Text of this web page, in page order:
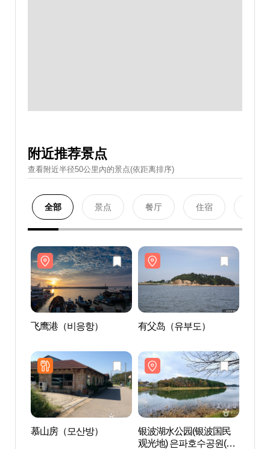
附近推荐景点
查看附近半径50公里內的景点(依距离排序)
全部 景点 餐厅 住宿
飞鹰港（비응항） 有父岛（유부도）
慕山房（모산방）
银波湖水公园(银波国民
观光地) 은파호수공원(은